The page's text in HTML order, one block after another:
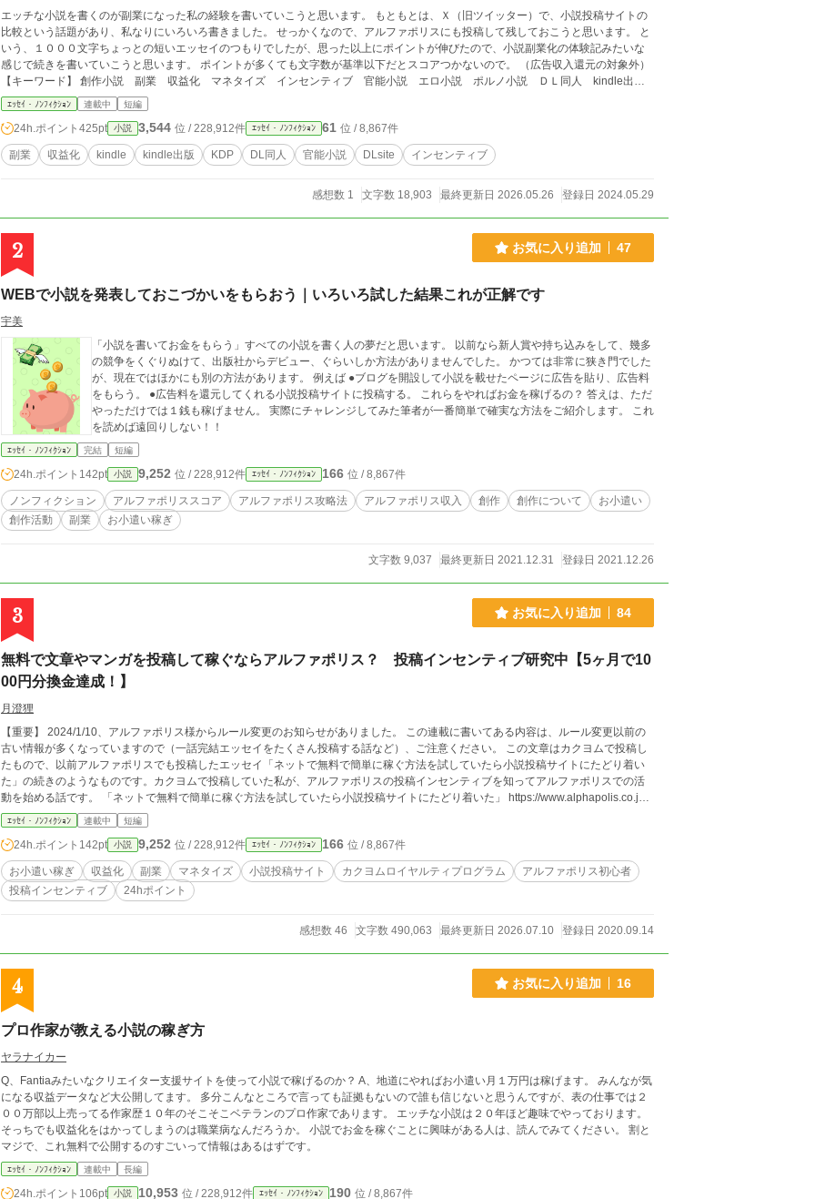
エッチな小説を書くのが副業になった私の経験を書いていこうと思います。 もともとは、Ｘ（旧ツイッター）で、小説投稿サイトの
比較という話題があり、私なりにいろいろ書きました。 せっかくなので、アルファポリスにも投稿して残しておこうと思います。 と
いう、１０００文字ちょっとの短いエッセイのつもりでしたが、思った以上にポイントが伸びたので、小説副業化の体験記みたいな
感じで続きを書いていこうと思います。 ポイントが多くても文字数が基準以下だとスコアつかないので。 （広告収入還元の対象外）
【キーワード】 創作小説 副業 収益化 マネタイズ インセンティブ 官能小説 エロ小説 ポルノ小説 ＤＬ同人 kindle出版
アルファポリス ノクターンノベルズ ムーンライトノベルズ ミッドナイトノベルズ DLsite FANZA同人 BOOTH Amazon k
indle出版 KDP アカウント停止
ｴｯｾｲ・ﾉﾝﾌｨｸｼｮﾝ 連載中 短編
24h.ポイント 425pt 小説 3,544 位 / 228,912件 ｴｯｾｲ・ﾉﾝﾌｨｸｼｮﾝ 61 位 / 8,867件
副業 収益化 kindle kindle出版 KDP DL同人 官能小説 DLsite インセンティブ
感想数 1 文字数 18,903 最終更新日 2026.05.26 登録日 2024.05.29
2 お気に入り追加 47
WEBで小説を発表しておこづかいをもらおう｜いろいろ試した結果これが正解です
宇美
「小説を書いてお金をもらう」すべての小説を書く人の夢だと思います。 以前なら新人賞や持ち込みをして、幾多
の競争をくぐりぬけて、出版社からデビュー、ぐらいしか方法がありませんでした。 かつては非常に狭き門でした
が、現在ではほかにも別の方法があります。 例えば ●ブログを開設して小説を載せたページに広告を貼り、広告料
をもらう。 ●広告料を還元してくれる小説投稿サイトに投稿する。 これらをやればお金を稼げるの？ 答えは、ただ
やっただけでは１銭も稼げません。 実際にチャレンジしてみた筆者が一番簡単で確実な方法をご紹介します。 これ
を読めば遠回りしない！！
ｴｯｾｲ・ﾉﾝﾌｨｸｼｮﾝ 完結 短編
24h.ポイント 142pt 小説 9,252 位 / 228,912件 ｴｯｾｲ・ﾉﾝﾌｨｸｼｮﾝ 166 位 / 8,867件
ノンフィクション アルファポリススコア アルファポリス攻略法 アルファポリス収入 創作 創作について
お小遣い
創作活動
副業 お小遣い稼ぎ
文字数 9,037 最終更新日 2021.12.31 登録日 2021.12.26
3 お気に入り追加 84
無料で文章やマンガを投稿して稼ぐならアルファポリス？ 投稿インセンティブ研究中【5ヶ月で10
00円分換金達成！】
月澄狸
【重要】 2024/1/10、アルファポリス様からルール変更のお知らせがありました。 この連載に書いてある内容は、ルール変更以前の
古い情報が多くなっていますので（一話完結エッセイをたくさん投稿する話など）、ご注意ください。 この文章はカクヨムで投稿し
たもので、以前アルファポリスでも投稿したエッセイ「ネットで無料で簡単に稼ぐ方法を試していたら小説投稿サイトにたどり着い
た」の続きのようなものです。カクヨムで投稿していた私が、アルファポリスの投稿インセンティブを知ってアルファポリスでの活
動を始める話です。 「ネットで無料で簡単に稼ぐ方法を試していたら小説投稿サイトにたどり着いた」 https://www.alphapolis.co.jp/n
ovel/206695515/542406915/episode/3276104
ｴｯｾｲ・ﾉﾝﾌｨｸｼｮﾝ 連載中 短編
24h.ポイント 142pt 小説 9,252 位 / 228,912件 ｴｯｾｲ・ﾉﾝﾌｨｸｼｮﾝ 166 位 / 8,867件
お小遣い稼ぎ 収益化 副業 マネタイズ 小説投稿サイト カクヨムロイヤルティプログラム
アルファポリス初心者
投稿インセンティブ
24hポイント
感想数 46 文字数 490,063 最終更新日 2026.07.10 登録日 2020.09.14
4 お気に入り追加 16
プロ作家が教える小説の稼ぎ方
ヤラナイカー
Q、Fantiaみたいなクリエイター支援サイトを使って小説で稼げるのか？ A、地道にやればお小遣い月１万円は稼げます。 みんなが気
になる収益データなど大公開してます。 多分こんなところで言っても証拠もないので誰も信じないと思うんですが、表の仕事では２
００万部以上売ってる作家歴１０年のそこそこベテランのプロ作家であります。 エッチな小説は２０年ほど趣味でやっております。
そっちでも収益化をはかってしまうのは職業病なんだろうか。 小説でお金を稼ぐことに興味がある人は、読んでみてください。 割と
マジで、これ無料で公開するのすごいって情報はあるはずです。
ｴｯｾｲ・ﾉﾝﾌｨｸｼｮﾝ 連載中 長編
24h.ポイント 106pt 小説 10,953 位 / 228,912件 ｴｯｾｲ・ﾉﾝﾌｨｸｼｮﾝ 190 位 / 8,867件